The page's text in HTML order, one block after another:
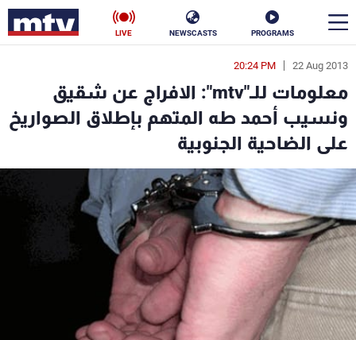
PROGRAMS
NEWSCASTS
LIVE
22 Aug 2013
20:24 PM
معلومات للـ"mtv": الافراج عن شقيق
ونسيب أحمد طه المتهم بإطلاق الصواريخ
على الضاحية الجنوبية
en
الأخبار
سياسة
إقتصاد فن
منوعات رياضة
كأس العالم
البرامج